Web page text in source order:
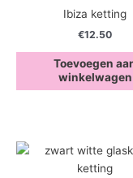
Ibiza ketting
€12.50
Toevoegen
winkelwagen